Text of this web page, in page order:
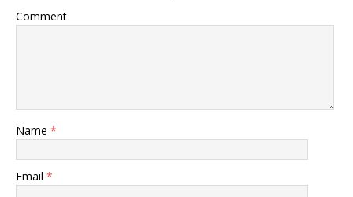
Comment
Name *
Email *